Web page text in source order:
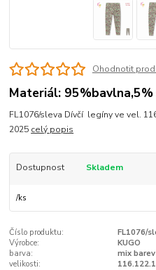
Ohodnotit
Materiál:
FL1076/sleva Dívčí legíny ve vel.
2025 celý popis
Dostupnost Skladem
/ks
Číslo produktu:
FL1076/
Výrobce:
KUGO
barva:
mix
velikosti: